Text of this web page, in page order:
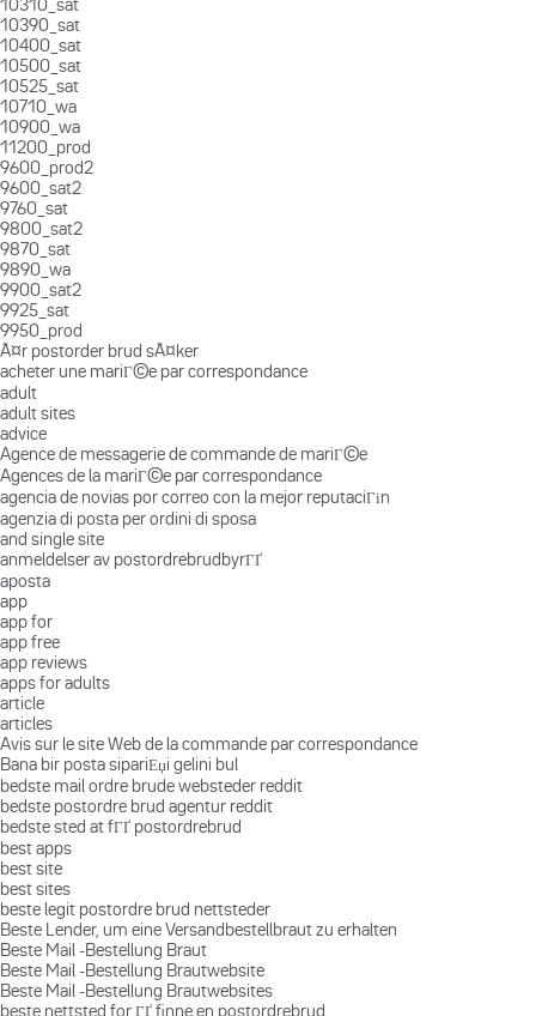
10310_sat
10390_sat
10400_sat
10500_sat
10525_sat
10710_wa
10900_wa
11200_prod
9600_prod2
9600_sat2
9760_sat
9800_sat2
9870_sat
9890_wa
9900_sat2
9925_sat
9950_prod
Ã¤r postorder brud sÃ¤ker
acheter une mariГ©e par correspondance
adult
adult sites
advice
Agence de messagerie de commande de mariГ©e
Agences de la mariГ©e par correspondance
agencia de novias por correo con la mejor reputaciГіn
agenzia di posta per ordini di sposa
and single site
anmeldelser av postordrebrudbyrГҐ
aposta
app
app for
app free
app reviews
apps for adults
article
articles
Avis sur le site Web de la commande par correspondance
Bana bir posta sipariЕџi gelini bul
bedste mail ordre brude websteder reddit
bedste postordre brud agentur reddit
bedste sted at fГҐ postordrebrud
best apps
best site
best sites
beste legit postordre brud nettsteder
Beste Lender, um eine Versandbestellbraut zu erhalten
Beste Mail -Bestellung Braut
Beste Mail -Bestellung Brautwebsite
Beste Mail -Bestellung Brautwebsites
beste nettsted for ГҐ finne en postordrebrud